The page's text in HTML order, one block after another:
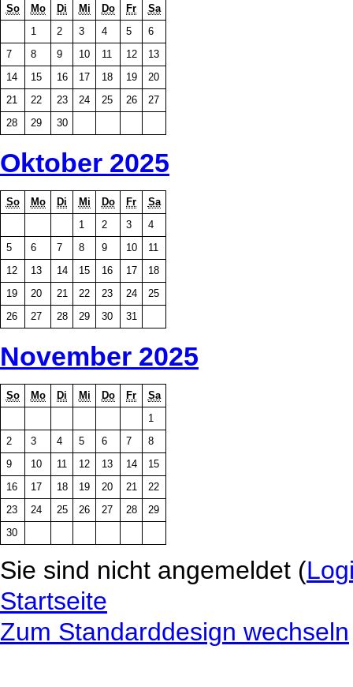
So Mo Di Mi Do Fr
Sa
1
2 3 4 5
6
7
8 9 10 11 12
13
14
15 16 17 18 19
20
21
22 23 24 25 26
27
28
29 30
Oktober 2025
So Mo Di Mi Do Fr
Sa
1
2 3
4
5
6 7 8 9 10
11
12
13 14 15 16 17
18
19
20 21 22 23 24
25
26
27 28 29 30 31
November 2025
So Mo Di Mi Do Fr
Sa
1
2
3 4 5 6 7
8
9
10 11 12 13 14
15
16
17 18 19 20 21
22
23
24 25 26 27 28
29
30
Sie sind nicht angemeldet (
Startseite
Zum Standarddesign wechseln